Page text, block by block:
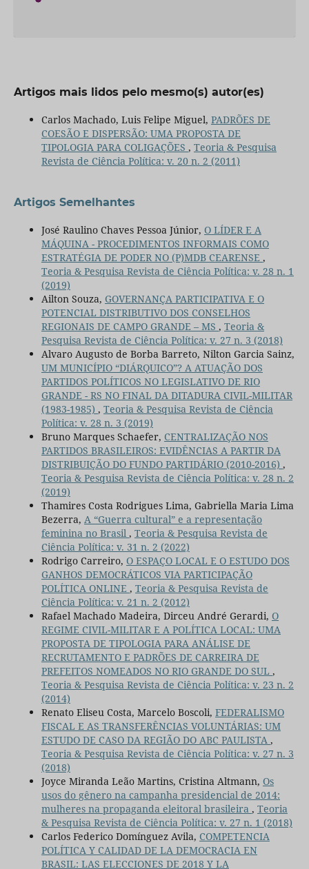
Artigos mais lidos pelo mesmo(s) autor(es)
Carlos Machado, Luis Felipe Miguel, PADRÕES DE
COESÃO E DISPERSÃO: UMA PROPOSTA DE
TIPOLOGIA PARA COLIGAÇÕES , Teoria & Pesquisa
Revista de Ciência Política: v. 20 n. 2 (2011)
Artigos Semelhantes
José Raulino Chaves Pessoa Júnior, O LÍDER E A
MÁQUINA - PROCEDIMENTOS INFORMAIS COMO
ESTRATÉGIA DE PODER NO (P)MDB CEARENSE ,
Teoria & Pesquisa Revista de Ciência Política: v. 28 n. 1
(2019)
Ailton Souza, GOVERNANÇA PARTICIPATIVA E O
POTENCIAL DISTRIBUTIVO DOS CONSELHOS
REGIONAIS DE CAMPO GRANDE – MS , Teoria &
Pesquisa Revista de Ciência Política: v. 27 n. 3 (2018)
Alvaro Augusto de Borba Barreto, Nilton Garcia Sainz,
UM MUNICÍPIO “DIÁRQUICO”? A ATUAÇÃO DOS
PARTIDOS POLÍTICOS NO LEGISLATIVO DE RIO
GRANDE - RS NO FINAL DA DITADURA CIVIL-MILITAR
(1983-1985) , Teoria & Pesquisa Revista de Ciência
Política: v. 28 n. 3 (2019)
Bruno Marques Schaefer, CENTRALIZAÇÃO NOS
PARTIDOS BRASILEIROS: EVIDÊNCIAS A PARTIR DA
DISTRIBUIÇÃO DO FUNDO PARTIDÁRIO (2010-2016) ,
Teoria & Pesquisa Revista de Ciência Política: v. 28 n. 2
(2019)
Thamires Costa Rodrigues Lima, Gabriella Maria Lima
Bezerra, A “Guerra cultural” e a representação
feminina no Brasil , Teoria & Pesquisa Revista de
Ciência Política: v. 31 n. 2 (2022)
Rodrigo Carreiro, O ESPAÇO LOCAL E O ESTUDO DOS
GANHOS DEMOCRÁTICOS VIA PARTICIPAÇÃO
POLÍTICA ONLINE , Teoria & Pesquisa Revista de
Ciência Política: v. 21 n. 2 (2012)
Rafael Machado Madeira, Dirceu André Gerardi, O
REGIME CIVIL-MILITAR E A POLÍTICA LOCAL: UMA
PROPOSTA DE TIPOLOGIA PARA ANÁLISE DE
RECRUTAMENTO E PADRÕES DE CARREIRA DE
PREFEITOS NOMEADOS NO RIO GRANDE DO SUL ,
Teoria & Pesquisa Revista de Ciência Política: v. 23 n. 2
(2014)
Renato Eliseu Costa, Marcelo Boscoli, FEDERALISMO
FISCAL E AS TRANSFERÊNCIAS VOLUNTÁRIAS: UM
ESTUDO DE CASO DA REGIÃO DO ABC PAULISTA ,
Teoria & Pesquisa Revista de Ciência Política: v. 27 n. 3
(2018)
Joyce Miranda Leão Martins, Cristina Altmann, Os
usos do gênero na campanha presidencial de 2014:
mulheres na propaganda eleitoral brasileira , Teoria
& Pesquisa Revista de Ciência Política: v. 27 n. 1 (2018)
Carlos Federico Domínguez Avila, COMPETENCIA
POLÍTICA Y CALIDAD DE LA DEMOCRACIA EN
BRASIL: LAS ELECCIONES DE 2018 Y LA